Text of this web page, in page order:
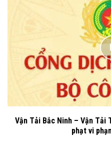
Vận Tải Bắc Ninh – Vận Tải
phạt vi